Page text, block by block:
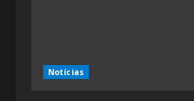
Notícias